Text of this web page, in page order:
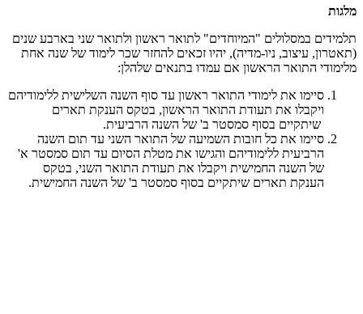
מלגות
תלמידים במסלולים "המיוחדים" לתואר ראשון ולתואר שני בארבע שנים
(תאטרון, עיצוב, ניו-מדיה), יהיו זכאים להחזר שכר לימוד של שנה אחת
מלימודי התואר הראשון אם עמדו בתנאים שלהלן:
סיימו את לימודי התואר ראשון עד סוף השנה השלישית ללימודיהם
ויקבלו את תעודת התואר הראשון, בטקס הענקת תארים
שיתקיים בסוף סמסטר ב' של השנה הרביעית.
סיימו את כל חובות השמיעה של התואר השני עד תום השנה
הרביעית ללימודיהם והגישו את מטלת הסיום עד תום סמסטר א'
של השנה החמישית ויקבלו את תעודת התואר השני, בטקס
הענקת תארים שיתקיים בסוף סמסטר ב' של השנה החמישית.